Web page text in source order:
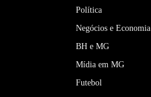
Política
Negócios e Economia
BH e MG
Mídia em MG
Futebol